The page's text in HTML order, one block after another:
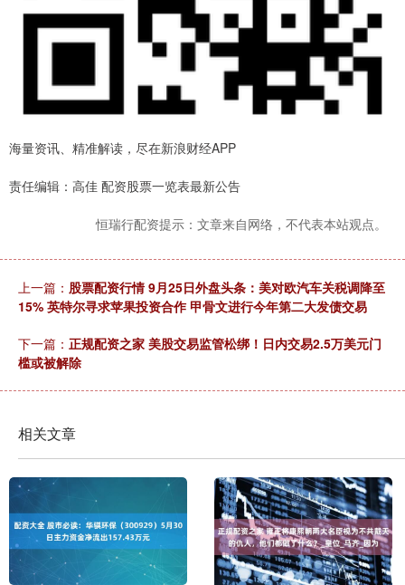
海量资讯、精准解读，尽在新浪财经APP
责任编辑：高佳 配资股票一览表最新公告
恒瑞行配资提示：文章来自网络，不代表本站观点。
上一篇： 股票配资行情 9月25日外盘头条：美对欧汽车关税调降至
15% 英特尔寻求苹果投资合作 甲骨文进行今年第二大发债交易
下一篇： 正规配资之家 美股交易监管松绑！日内交易2.5万美元门
槛或被解除
相关文章